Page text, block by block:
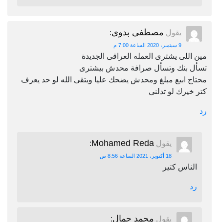
يقول مصطفى بدوى:
9 سبتمبر، 2020 الساعة 7:00 م
مين اللى يشترى العمله العراقى الجديدة
تسأل بنك وتسأل صرافة محدش بيشترى
محتاج ابيع مبلغ ومحدش يضحك عليا ويتقى الله لو حد يعرف
كتر خيرك لو تدلنى
رد
يقول Mohamed Reda
:
18 أكتوبر، 2021 الساعة 8:56 ص
الناس كتير
رد
يقول محمد جمال: